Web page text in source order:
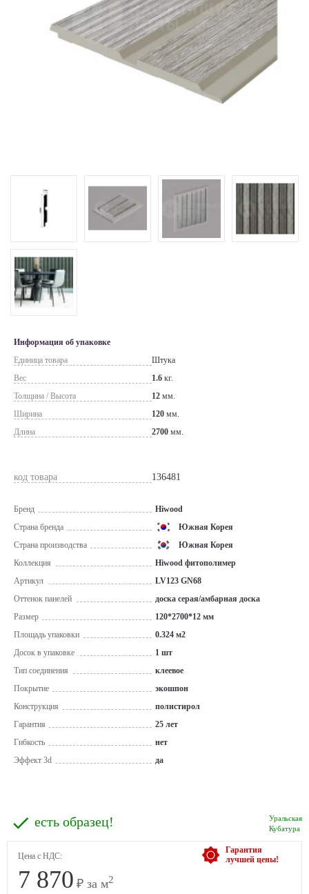
Информация об упаковке
Единица товара
Штука
Вес
1.6 кг.
Толщина / Высота
12 мм.
Ширина
120 мм.
Длина
2700 мм.
код товара 136481
Бренд
Hiwood
Страна бренда
Южная Корея
Страна производства
Южная Корея
Коллекция
Hiwood фитополимер
Артикул
LV123 GN68
Оттенок панелей
доска серая/амбарная доска
Размер
120*2700*12 мм
Площадь упаковки
0.324 м2
Досок в упаковке
1 шт
Тип соединения
клеевое
Покрытие
экошпон
Конструкция
полистирол
Гарантия
25 лет
Гибкость
нет
Эффект 3d
да
Уральская
Кубатура
есть образец!
Гарантия
лучшей цены!
Цена с НДС:
7 870 ₽ за м2